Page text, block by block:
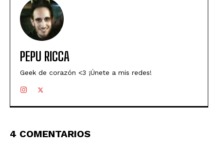
PEPU RICCA
Geek de corazón <3 ¡Únete a mis redes!
4 COMENTARIOS